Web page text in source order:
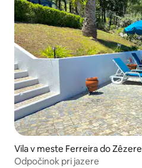
Vila v meste Ferreira do Zêzere
Odpočinok pri jazere